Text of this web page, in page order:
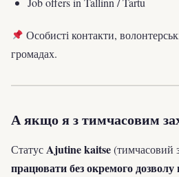
Особисті контакти,
громадах.
А якщо я з тимчасовим
СтатусAjutine kaitse(тимчасовий
працювати без окремого дозволу